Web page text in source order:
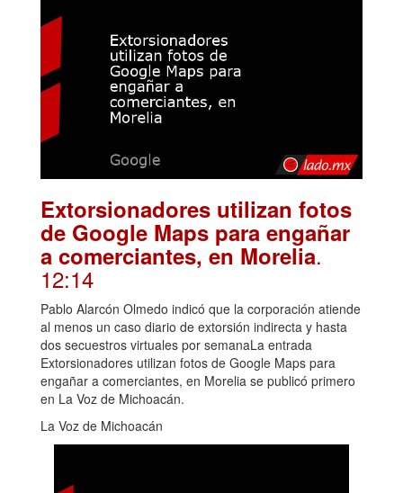
Extorsionadores utilizan fotos
de Google Maps para engañar
a comerciantes, en Morelia.
12:14
Pablo Alarcón Olmedo indicó que la corporación atiende
al menos un caso diario de extorsión indirecta y hasta
dos secuestros virtuales por semanaLa entrada
Extorsionadores utilizan fotos de Google Maps para
engañar a comerciantes, en Morelia se publicó primero
en La Voz de Michoacán.
La Voz de Michoacán